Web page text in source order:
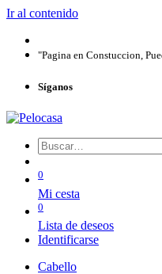
Ir al contenido
"Pagina en Constuccion,
Síganos
0
Mi cesta
0
Lista de deseos
Identificarse
Cabello